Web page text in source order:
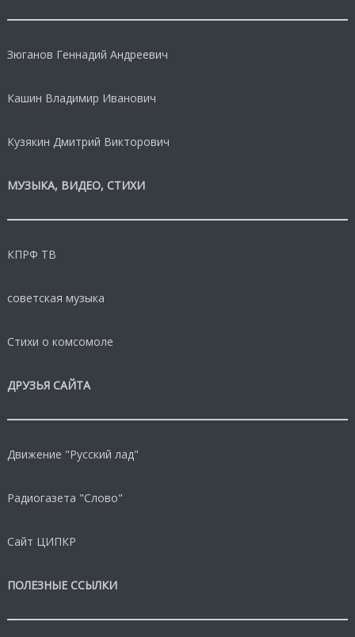
Зюганов Геннадий Андреевич
Кашин Владимир Иванович
Кузякин Дмитрий Викторович
МУЗЫКА, ВИДЕО, СТИХИ
КПРФ ТВ
советская музыка
Стихи о комсомоле
ДРУЗЬЯ САЙТА
Движение "Русский лад"
Радиогазета "Слово"
Сайт ЦИПКР
ПОЛЕЗНЫЕ ССЫЛКИ